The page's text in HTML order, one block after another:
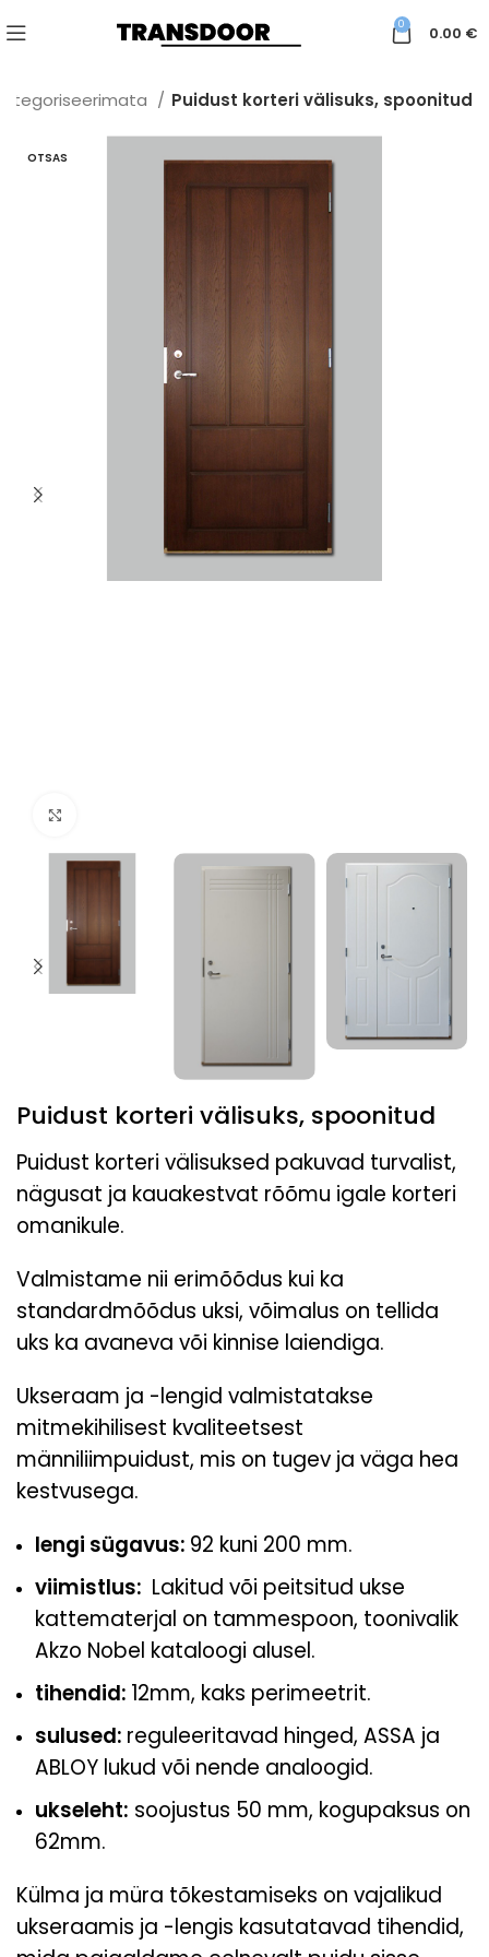
0 0.00 €
Puidust korteri välisuks, spoonitud
OTSAS
Puidust korteri välisuks, spoonitud
Puidust korteri välisuksed pakuvad turvalist,
nägusat ja kauakestvat rõõmu igale korteri
omanikule.
Valmistame nii erimõõdus kui ka
standardmõõdus uksi, võimalus on tellida
uks ka avaneva või kinnise laiendiga.
Ukseraam ja -lengid valmistatakse
mitmekihilisest kvaliteetsest
männiliimpuidust, mis on tugev ja väga hea
kestvusega.
lengi sügavus: 92 kuni 200 mm.
viimistlus: Lakitud või peitsitud ukse
kattematerjal on tammespoon, toonivalik
Akzo Nobel kataloogi alusel.
tihendid: 12mm, kaks perimeetrit.
sulused: reguleeritavad hinged, ASSA ja
ABLOY lukud või nende analoogid.
ukseleht: soojustus 50 mm, kogupaksus on
62mm.
Külma ja müra tõkestamiseks on vajalikud
ukseraamis ja -lengis kasutatavad tihendid,